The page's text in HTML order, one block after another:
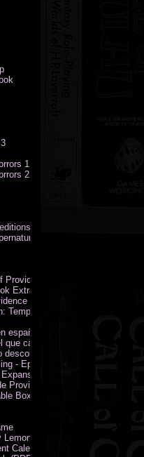
1
2
Movies
Extras vol. 2
Investigators
Temporada 2
español
camina en el viento
- Epic Episode
Providence
Box
Calendar